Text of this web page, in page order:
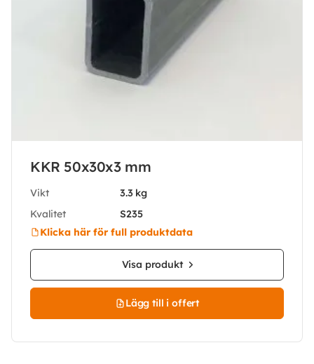
KKR 50x30x3 mm
Vikt
3.3 kg
Kvalitet
S235
Klicka här för full produktdata
Visa produkt
Lägg till i offert